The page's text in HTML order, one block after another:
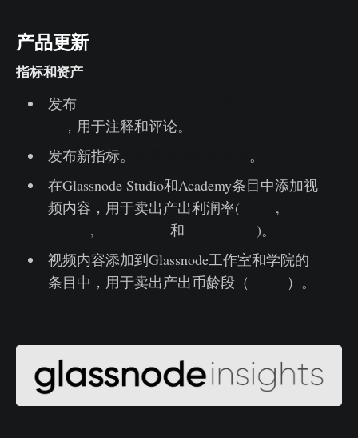
产品更新
指标和资产
发布Glassnode Dashboards内的Markdown工
，用于注释和评论。
发布新指标。
。
在Glassnode Studio和Academy条目中添加视
频内容，用于卖出产出利润率(SOPR ,
, 和
)。
视频内容添加到Glassnode工作室和学院的
条目中，用于卖出产出币龄段（
）。